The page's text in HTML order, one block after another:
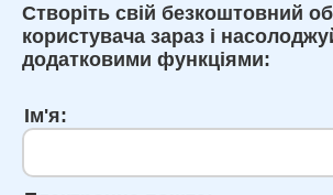
Створіть свій безкоштовний
користувача зараз і
додатковими функціями:
Ім'я: